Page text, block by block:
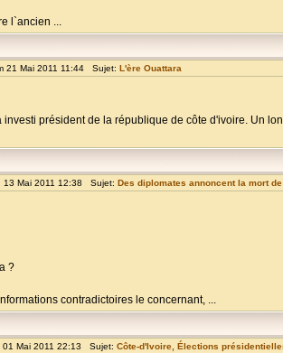
l`ancien ...
21 Mai 2011 11:44 Sujet: L'ère Ouattara
président de la république de côte d'ivoire. Un
13 Mai 2011 12:38 Sujet: Des diplomates annoncent la mort
?
contradictoires le concernant, ...
01 Mai 2011 22:13 Sujet: Côte-d'Ivoire, Élections